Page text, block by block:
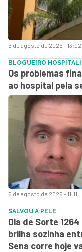
6 de agosto de 2026 - 13:02
6 de agosto de 2026 - 11:11
BLOGUEIRO
Os problemas
ao hospital pela
SALVOU A PELE
Dia de Sorte
brilha sozinha
Sena corre hoje